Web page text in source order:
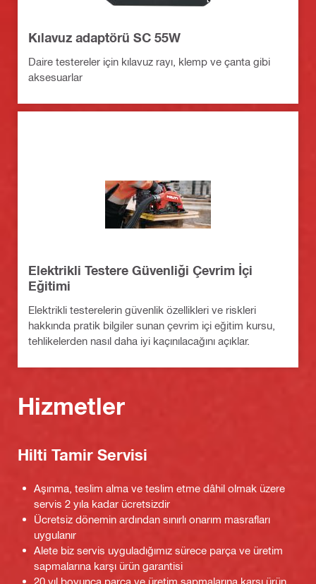
Kılavuz adaptörü SC 55W
Daire testereler için kılavuz rayı, klemp ve çanta gibi
aksesuarlar
Elektrikli Testere Güvenliği Çevrim İçi
Eğitimi
Elektrikli testerelerin güvenlik özellikleri ve riskleri
hakkında pratik bilgiler sunan çevrim içi eğitim kursu,
tehlikelerden nasıl daha iyi kaçınılacağını açıklar.
Hizmetler
Hilti Tamir Servisi
Aşınma, teslim alma ve teslim etme dâhil olmak üzere
servis 2 yıla kadar ücretsizdir
Ücretsiz dönemin ardından sınırlı onarım masrafları
uygulanır
Alete biz servis uyguladığımız sürece parça ve üretim
sapmalarına karşı ürün garantisi
20 yıl boyunca parça ve üretim sapmalarına karşı ürün